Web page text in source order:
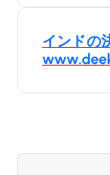
ビインドの